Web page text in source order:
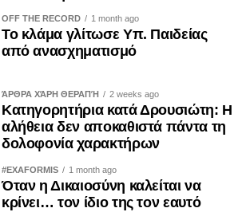
OFF THE RECORD 1 month ago
Το κλάμα γλίτωσε Υπ. Παιδείας
από ανασχηματισμό
ΆΡΘΡΑ ΧΆΡΗ ΘΕΡΑΠΉ 2 weeks ago
Κατηγορητήρια κατά Δρουσιώτη: Η
αλήθεια δεν αποκαθιστά πάντα τη
δολοφονία χαρακτήρων
#EXAFORMIS 1 month ago
Όταν η Δικαιοσύνη καλείται να
κρίνει… τον ίδιο της τον εαυτό